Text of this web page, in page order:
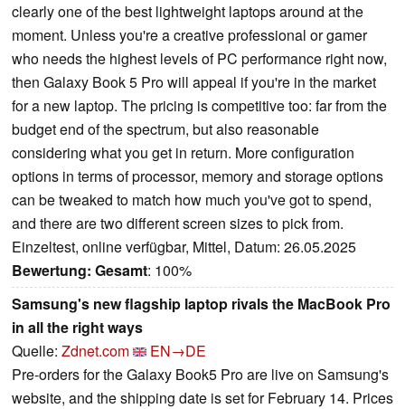
clearly one of the best lightweight laptops around at the
moment. Unless you're a creative professional or gamer
who needs the highest levels of PC performance right now,
then Galaxy Book 5 Pro will appeal if you're in the market
for a new laptop. The pricing is competitive too: far from the
budget end of the spectrum, but also reasonable
considering what you get in return. More configuration
options in terms of processor, memory and storage options
can be tweaked to match how much you've got to spend,
and there are two different screen sizes to pick from.
Einzeltest, online verfügbar, Mittel, Datum: 26.05.2025
Bewertung: Gesamt: 100%
Samsung's new flagship laptop rivals the MacBook Pro
in all the right ways
Quelle: Zdnet.com
EN→DE
Pre-orders for the Galaxy Book5 Pro are live on Samsung's
website, and the shipping date is set for February 14. Prices